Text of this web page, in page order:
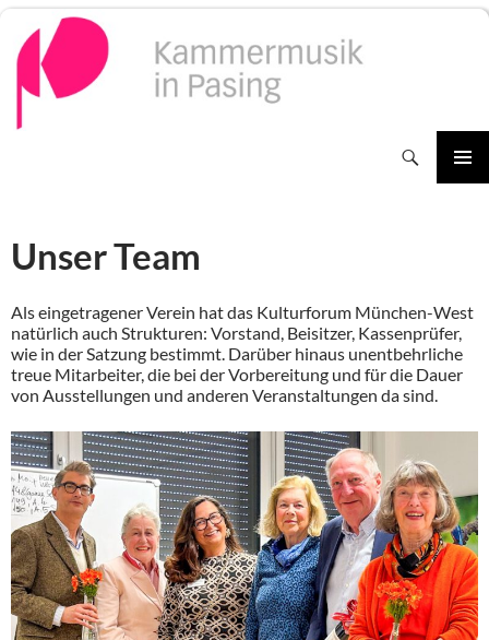
Inhalt
springen
Unser Team
Als eingetragener Verein hat das Kulturforum München-West
natürlich auch Strukturen: Vorstand, Beisitzer, Kassenprüfer,
wie in der Satzung bestimmt. Darüber hinaus unentbehrliche
treue Mitarbeiter, die bei der Vorbereitung und für die Dauer
von Ausstellungen und anderen Veranstaltungen da sind.